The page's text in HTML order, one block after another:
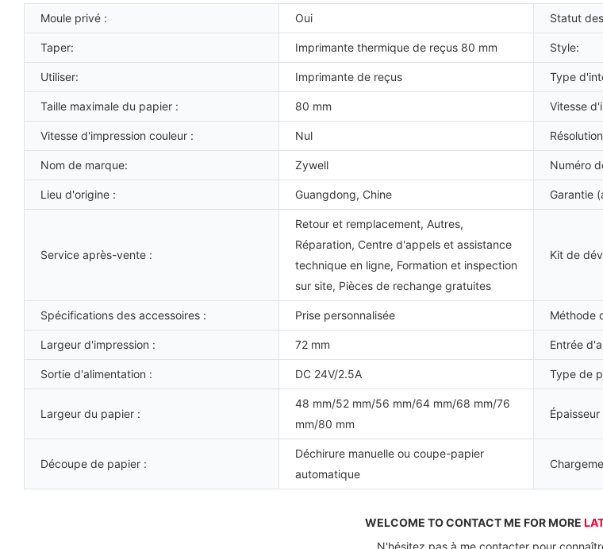
Moule privé : Oui Statut
Taper: Imprimante thermique de reçus 80 mm Style:
Utiliser: Imprimante de reçus Type
Taille maximale du papier : 80 mm Vitesse
Vitesse d'impression couleur : Nul
Nom de marque: Zywell Numéro
Lieu d'origine : Guangdong, Chine Garantie
Service après-vente :
Retour et remplacement, Autres,
Réparation, Centre d'appels et assistance
technique en ligne, Formation et inspection
sur site, Pièces de rechange gratuites
Kit de
Spécifications des accessoires : Prise personnalisée Méthode
Largeur d'impression : 72 mm Entrée
Sortie d'alimentation : DC 24V/2.5A Type de
Largeur du papier :
48 mm/52 mm/56 mm/64 mm/68 mm/76
mm/80 mm
Découpe de papier :
Déchirure manuelle ou coupe-papier
automatique
WELCOME TO CONTACT ME FOR MORE
N'hésitez pas à me contacter pour